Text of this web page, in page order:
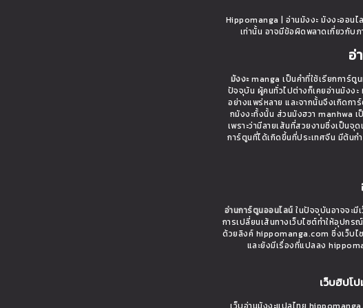
Hippomanga | อ่านมังงะ มังงะออน
เท่านั้น อาจมีข้อผิดพลาดเกี่ยวกับ
อ่
มังงะmanga เป็นคำที่ใช้เรียกการ์ตู
ปัจจุบัน ผู้คนทั่วไปต่างก็เคยอ่านมังงะ
อย่างแพร่หลาย และจากนั้นจึงเกิดกา
กมังงะทั้งนั้น ส่วนมังฮวา manhwa เ
เพราะว่ามีลายเส้นที่สวยงามซึ่งเป็น
การ์ตูนที่ได้เกิดขึ้นที่ประเทศจีน มีต้นก
อ่านการ์ตูนออนไลน์ ในปัจจุบันอาจจะมี
การเปลี่ยนเส้นทางเว็บไซต์ทำให้อุปก
ด้วยลิงค์ hippomanga.com ซึ่งเว็บไ
และยังมีเรื่องที่แปลลง
เว็บฮิปโป